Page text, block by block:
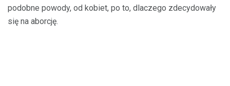
podobne powody, od kobiet, po to, dlaczego zdecydowały
się na aborcję.